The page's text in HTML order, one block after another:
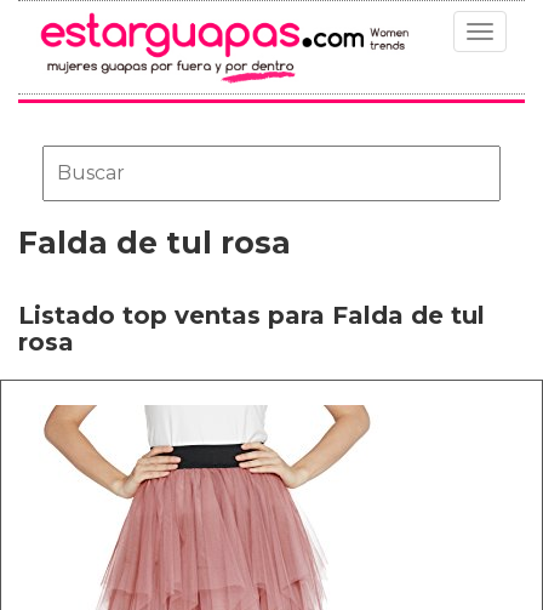
Toggle
Falda de tul rosa
Listado top ventas para Falda de tul
rosa